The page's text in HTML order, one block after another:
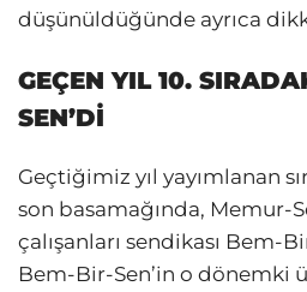
düşünüldüğünde ayrıca
GEÇEN YIL 10.
SEN’Dİ
Geçtiğimiz yıl yayımlanan
son basamağında, Memur-
çalışanları sendikası Bem-
Bem-Bir-Sen’in o dönemki